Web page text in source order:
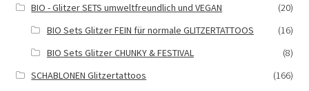
BIO - Glitzer SETS umweltfreundlich und VEGAN
(20)
BIO Sets Glitzer FEIN für normale GLITZERTATTOOS
(16)
BIO Sets Glitzer CHUNKY & FESTIVAL
(8)
SCHABLONEN Glitzertattoos
(166)